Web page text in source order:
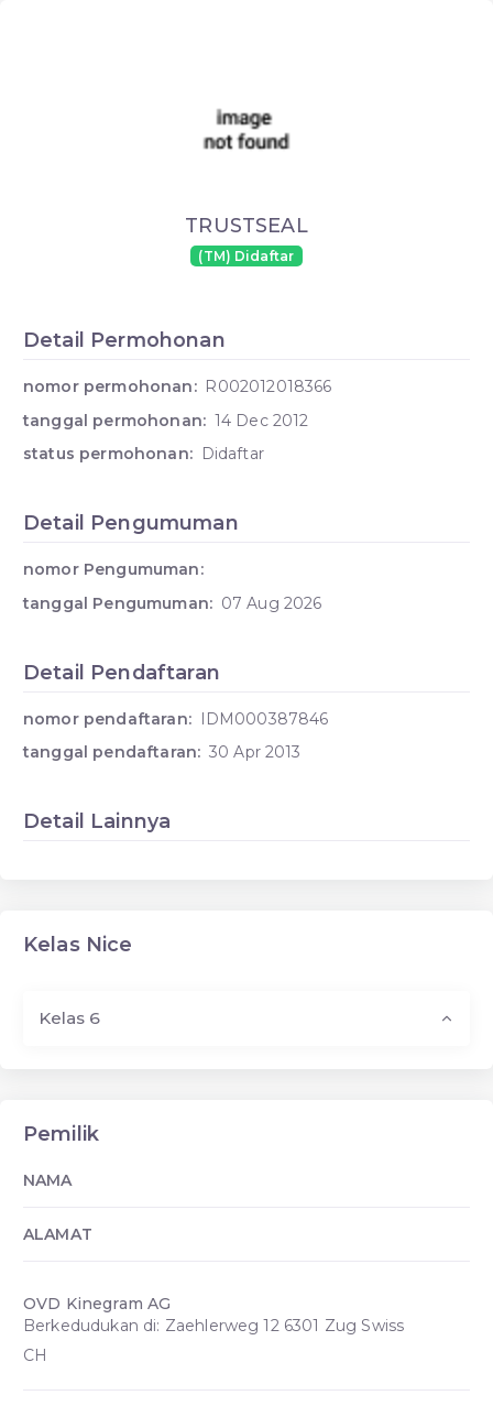
TRUSTSEAL
(TM) Didaftar
Detail Permohonan
nomor permohonan: R002012018366
tanggal permohonan: 14 Dec 2012
status permohonan: Didaftar
Detail Pengumuman
nomor Pengumuman:
tanggal Pengumuman: 07 Aug 2026
Detail Pendaftaran
nomor pendaftaran: IDM000387846
tanggal pendaftaran: 30 Apr 2013
Detail Lainnya
Kelas Nice
Kelas 6
Pemilik
NAMA
ALAMAT
OVD Kinegram AG
Berkedudukan di: Zaehlerweg 12 6301 Zug Swiss
CH